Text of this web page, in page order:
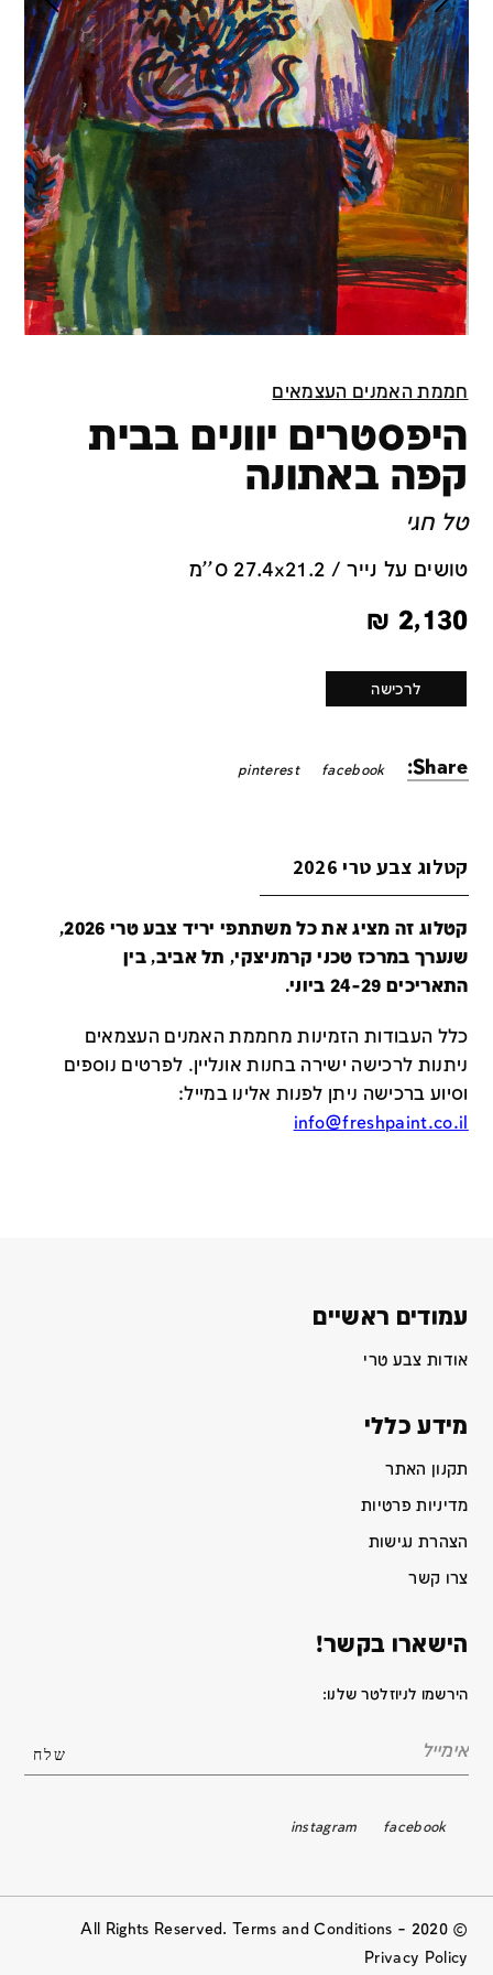
חממת האמנים העצמאים
היפסטרים יוונים בבית
קפה באתונה
טל חגי
טושים על נייר / 27.4x21.2 ס''מ
2,130
₪
לרכישה
Share:
facebook
pinterest
קטלוג צבע טרי 2026
קטלוג זה מציג את כל משתתפי יריד צבע טרי 2026,
שנערך במרכז טכני קרמניצקי, תל אביב, בין
התאריכים 24-29 ביוני.
כלל העבודות הזמינות מחממת האמנים העצמאים
ניתנות לרכישה ישירה בחנות אונליין. לפרטים נוספים
וסיוע ברכישה ניתן לפנות אלינו במייל:
info@freshpaint.co.il
עמודים ראשיים
אודות צבע טרי
מידע כללי
תקנון האתר
מדיניות פרטיות
הצהרת נגישות
צרו קשר
הישארו בקשר!
הירשמו לניוזלטר שלנו:
facebook
instagram
© 2020 All Rights Reserved. Terms and Conditions –
Privacy Policy